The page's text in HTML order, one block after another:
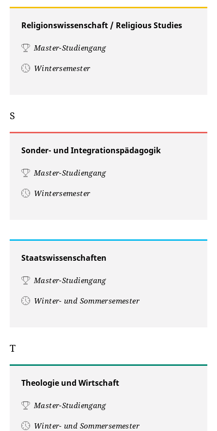
Religionswissenschaft / Religious Studies
Master-Studiengang
Wintersemester
S
Sonder- und Integrationspädagogik
Master-Studiengang
Wintersemester
Staatswissenschaften
Master-Studiengang
Winter- und Sommersemester
T
Theologie und Wirtschaft
Master-Studiengang
Winter- und Sommersemester